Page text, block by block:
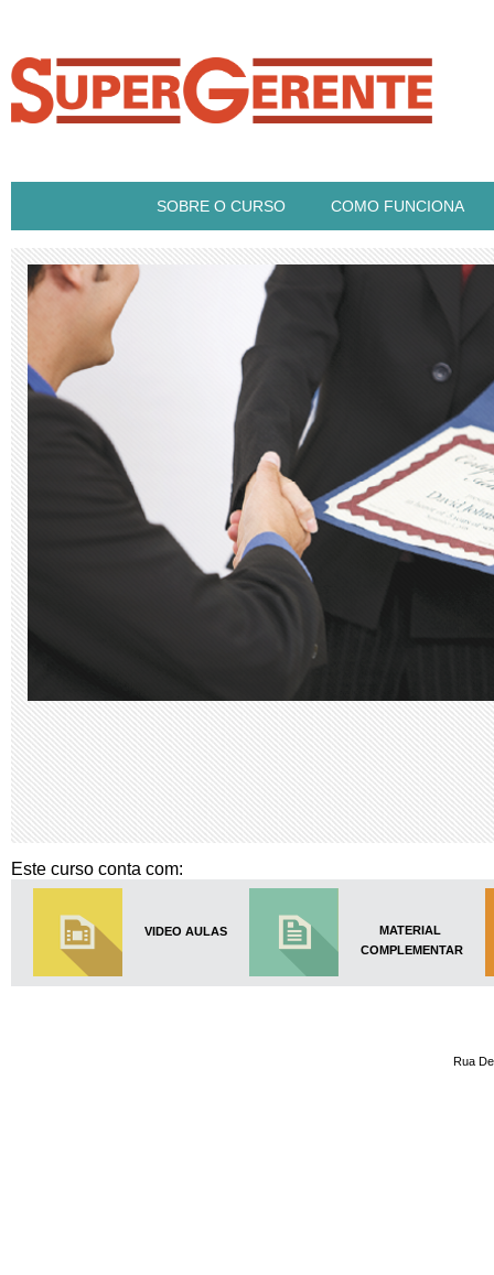
SOBRE O CURSO COMO FUNCIONA
Este curso conta com:
VIDEO AULAS
MATERIAL
COMPLEMENTAR
Rua